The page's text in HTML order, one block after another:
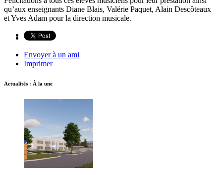
qu’aux enseignants Diane Blais, Valérie Paquet, Alain Descôteaux
et Yves Adam pour la direction musicale.
Envoyer à un ami
Imprimer
Actualités : À la une